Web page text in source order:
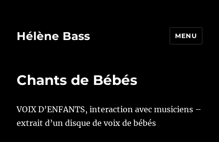
Hélène Bass MENU
Chants de Bébés
VOIX D’ENFANTS, interaction avec musiciens –
extrait d’un disque de voix de bébés